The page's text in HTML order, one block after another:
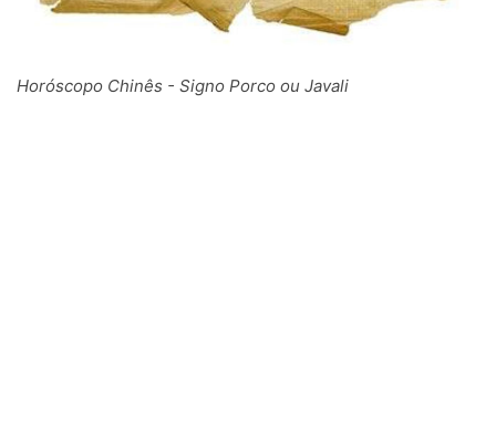
Horóscopo Chinês - Signo Porco ou Javali